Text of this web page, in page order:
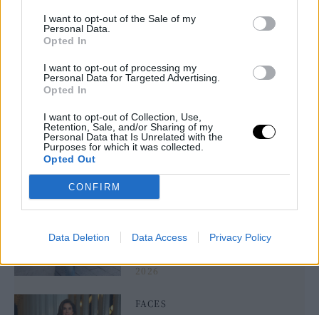
I want to opt-out of the Sale of my
Personal Data.
Opted In
I want to opt-out of processing my
Personal Data for Targeted Advertising.
Opted In
I want to opt-out of Collection, Use,
Retention, Sale, and/or Sharing of my
Personal Data that Is Unrelated with the
Purposes for which it was collected.
Opted Out
CONFIRM
Data Deletion Data Access Privacy Policy
κεφαλής: Τα σημάδια που
δείχνουν ότι η αιτία δεν είναι
πρέπει να αγνοήσετε
HAIR ⸻
BEAUTY
Η απλή άσκηση που δείχνει
πόσο καλή είναι η φυσική
σας κατάσταση μετά τα 50
2026
FACES